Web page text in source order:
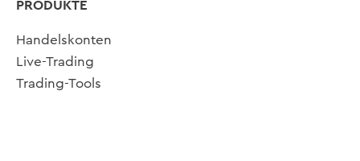
PRODUKTE
Handelskonten
Live-Trading
Trading-Tools